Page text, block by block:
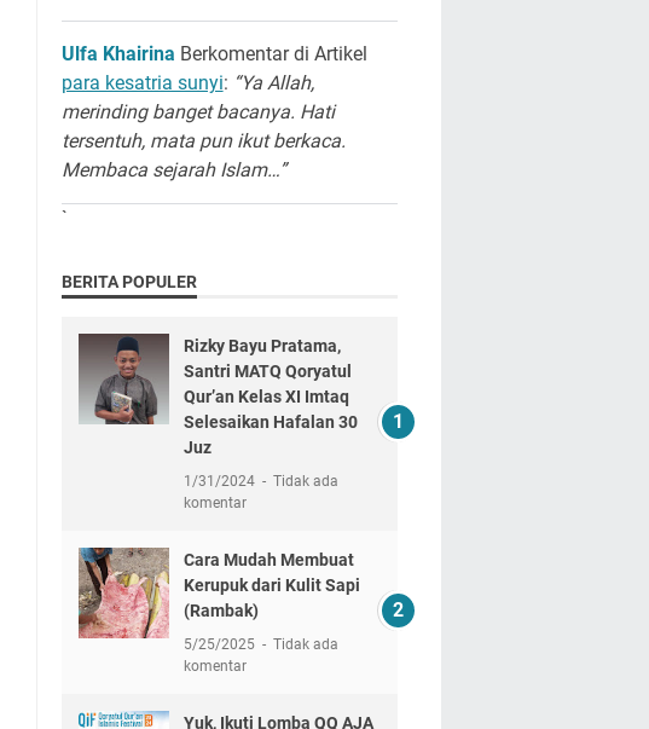
Ulfa Khairina Berkomentar di Artikel
para kesatria sunyi: “Ya Allah,
merinding banget bacanya. Hati
tersentuh, mata pun ikut berkaca.
Membaca sejarah Islam…”
`
BERITA POPULER
Rizky Bayu Pratama,
Santri MATQ Qoryatul
Qur’an Kelas XI Imtaq
Selesaikan Hafalan 30
Juz
1/31/2024
Tidak ada
komentar
Cara Mudah Membuat
Kerupuk dari Kulit Sapi
(Rambak)
5/25/2025
Tidak ada
komentar
Yuk, Ikuti Lomba QQ AJA